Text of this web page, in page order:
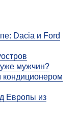
Dacia и Ford
мужчин?
кондиционером
Европы из